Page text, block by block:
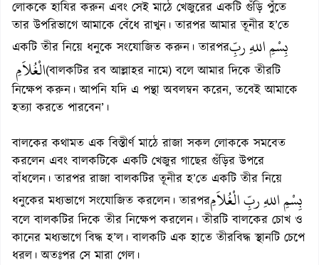
লোককে হাযির করুন এবং সেই মাঠে খেজুরের একটি গুঁড়ি পুঁতে
তার উপরিভাগে আমাকে বেঁধে রাখুন। তারপর আমার তূনীর হ’তে
একটি তীর নিয়ে ধনুকে সংযোজিত করুন। তারপরبِسْمِ اللهِ ربِّ
الْغُلاَمِ(বালকটির রব আল্লাহর নামে) বলে আমার দিকে তীরটি
নিক্ষেপ করুন। আপনি যদি এ পন্থা অবলম্বন করেন, তবেই আমাকে
হত্যা করতে পারবেন’।
বালকের কথামত এক বিস্তীর্ণ মাঠে রাজা সকল লোককে সমবেত
করলেন এবং বালকটিকে একটি খেজুর গাছের গুঁড়ির উপরে
বাঁধলেন। তারপর রাজা বালকটির তূনীর হ’তে একটি তীর নিয়ে
ধনুকের মধ্যভাগে সংযোজিত করলেন। তারপরبِسْمِ اللهِ ربِّ الْغُلاَمِ
বলে বালকটির দিকে তীর নিক্ষেপ করলেন। তীরটি বালকের চোখ ও
কানের মধ্যভাগে বিদ্ধ হ’ল। বালকটি এক হাতে তীরবিদ্ধ স্থানটি চেপে
ধরল। অতঃপর সে মারা গেল।